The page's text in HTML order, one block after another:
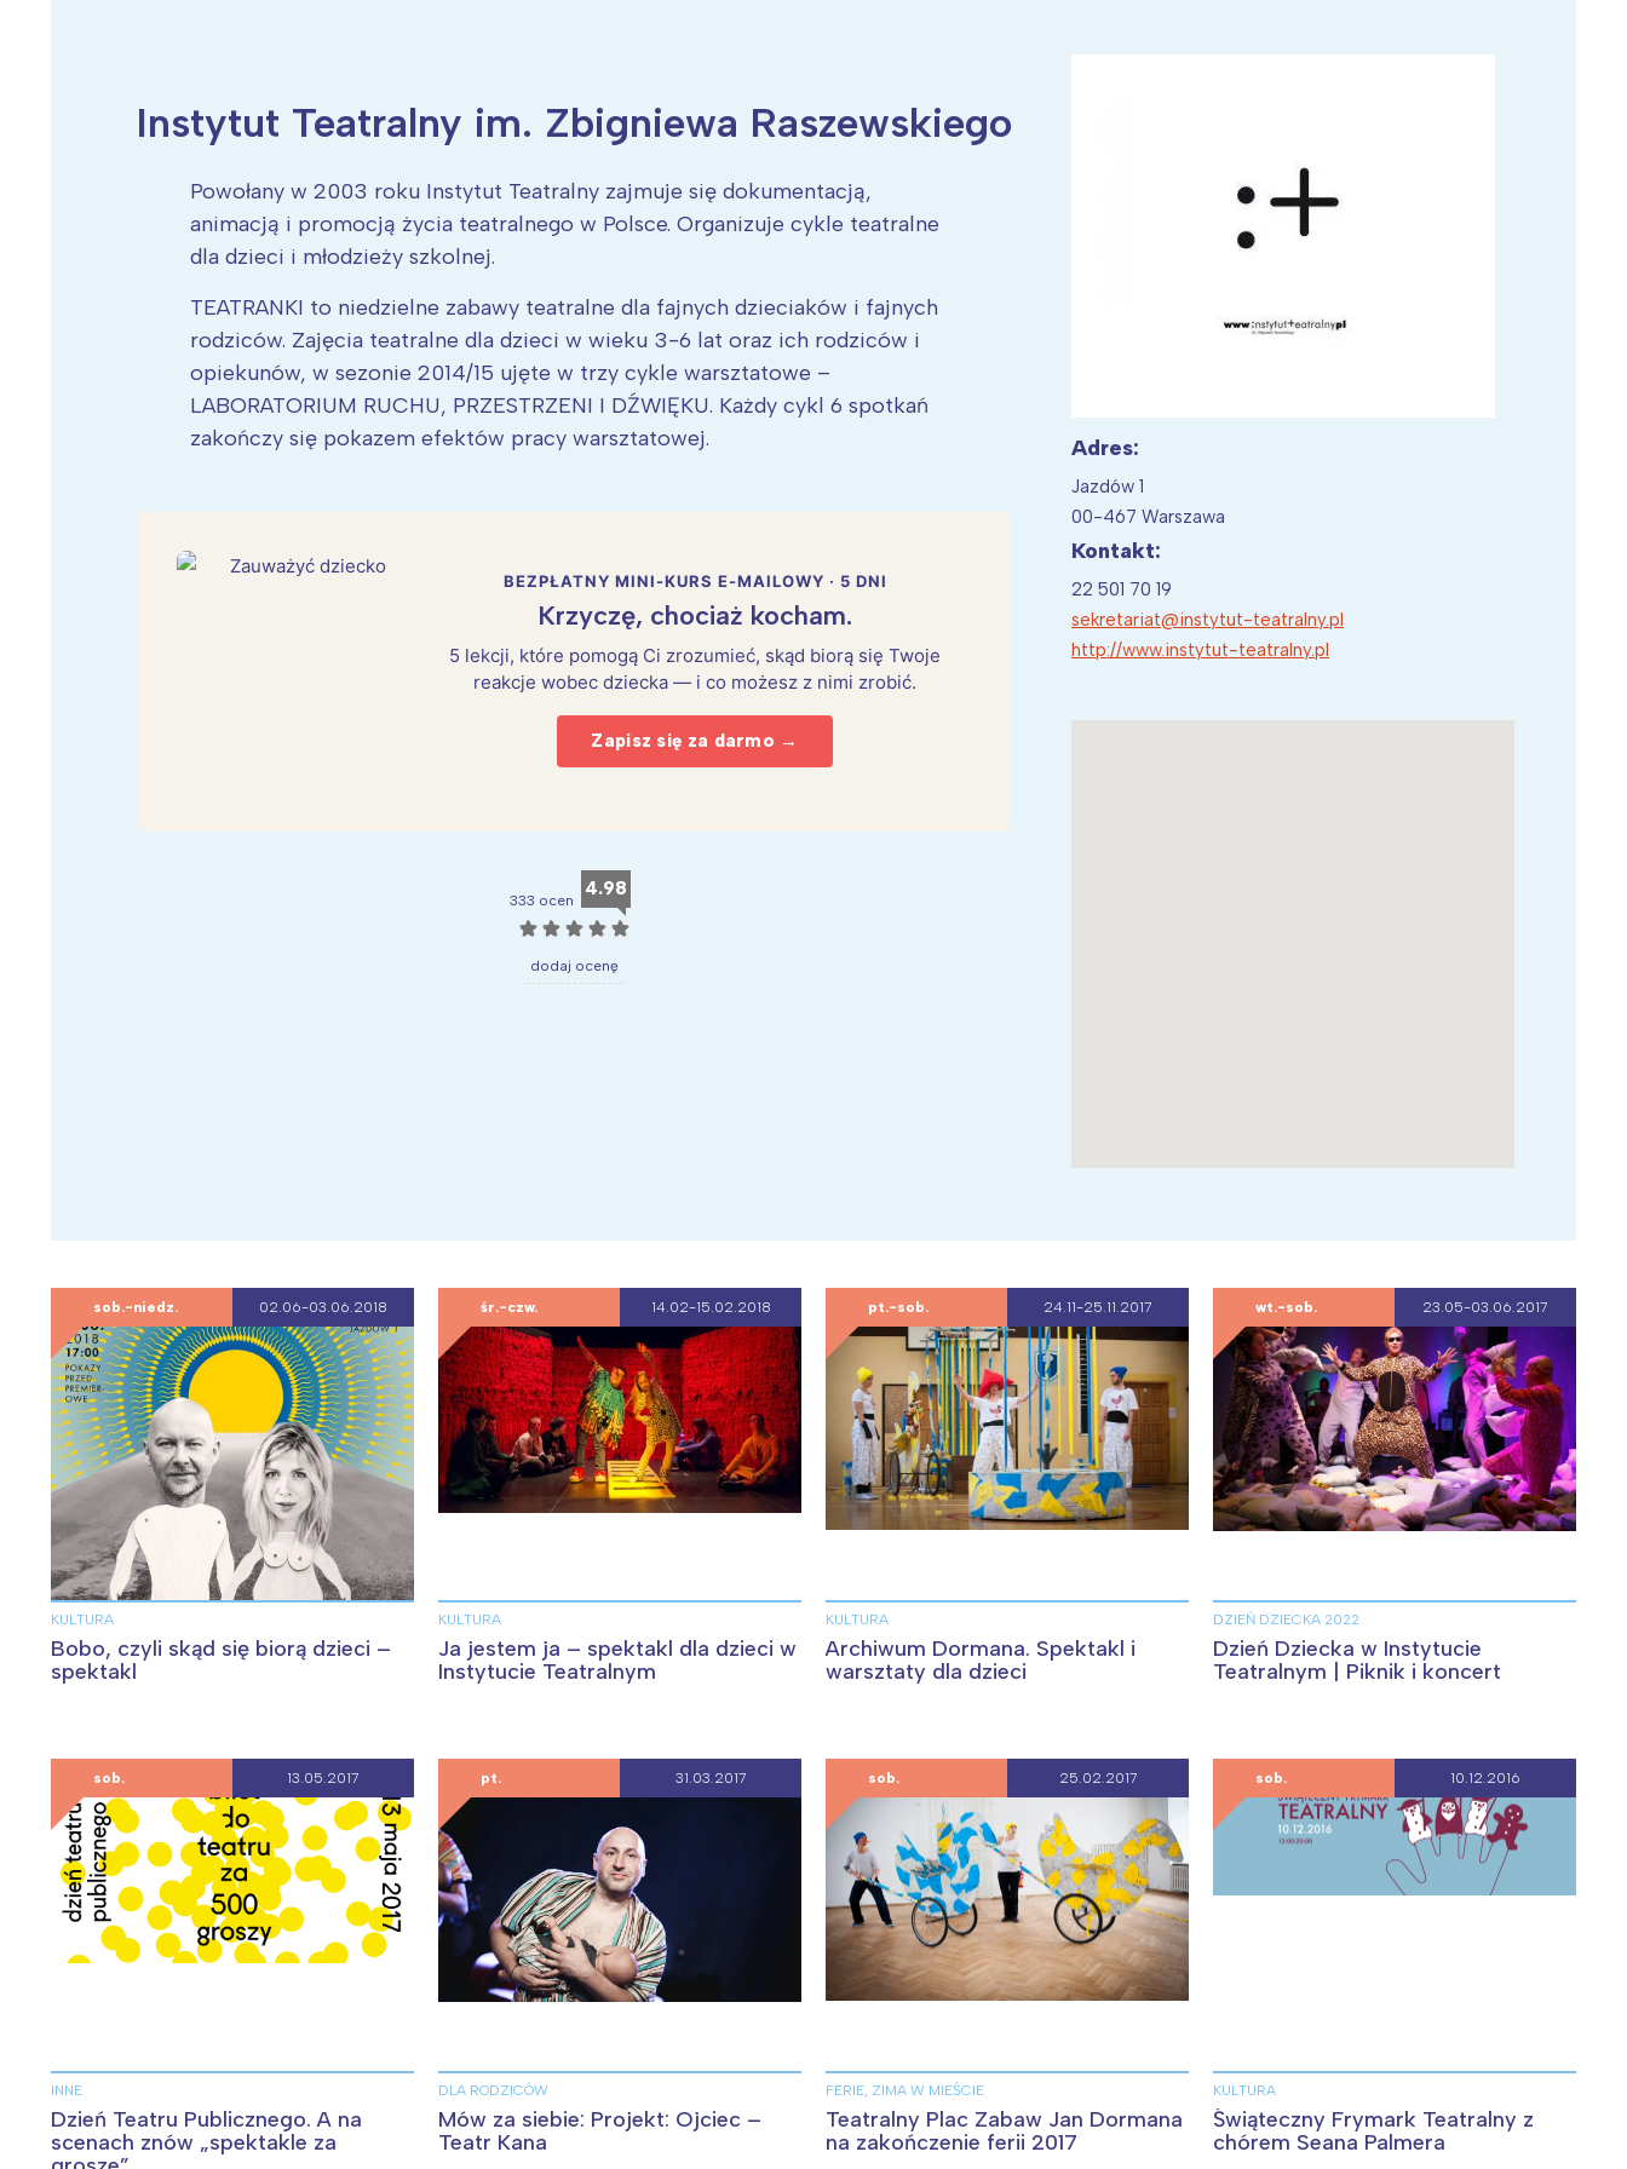
Wiosenny koncert ptaków na płocie Kwitnąca wiśnia i jej płatki Pszczoła i kwitnący ul
Instytut Teatralny im. Zbigniewa Raszewskiego
Powołany w 2003 roku Instytut Teatralny zajmuje się dokumentacją,
animacją i promocją życia teatralnego w Polsce. Organizuje cykle teatralne
dla dzieci i młodzieży szkolnej.
TEATRANKI to niedzielne zabawy teatralne dla fajnych dzieciaków i fajnych
rodziców. Zajęcia teatralne dla dzieci w wieku 3-6 lat oraz ich rodziców i
opiekunów, w sezonie 2014/15 ujęte w trzy cykle warsztatowe –
LABORATORIUM RUCHU, PRZESTRZENI I DŹWIĘKU. Każdy cykl 6 spotkań
zakończy się pokazem efektów pracy warsztatowej.
BEZPŁATNY MINI-KURS E-MAILOWY · 5 DNI
Krzyczę, chociaż kocham.
5 lekcji, które pomogą Ci zrozumieć, skąd biorą się Twoje
reakcje wobec dziecka — i co możesz z nimi zrobić.
Zapisz się za darmo →
333 ocen
4.98
☆ ☆ ☆ ☆ ☆
dodaj ocenę
Adres:
Jazdów 1
00-467 Warszawa
Kontakt:
22 501 70 19
sekretariat@instytut-teatralny.pl
http://www.instytut-teatralny.pl
sob.-niedz. 02.06-03.06.2018
KULTURA
Bobo, czyli skąd się biorą dzieci –
spektakl
śr.-czw. 14.02-15.02.2018
KULTURA
Ja jestem ja – spektakl dla dzieci w
Instytucie Teatralnym
pt.-sob. 24.11-25.11.2017
KULTURA
Archiwum Dormana. Spektakl i
warsztaty dla dzieci
wt.-sob. 23.05-03.06.2017
DZIEŃ DZIECKA 2022
Dzień Dziecka w Instytucie
Teatralnym | Piknik i koncert
sob. 13.05.2017
INNE
Dzień Teatru Publicznego. A na
scenach znów „spektakle za
pt. 31.03.2017
DLA RODZICÓW
Mów za siebie: Projekt: Ojciec –
Teatr Kana
sob. 25.02.2017
FERIE, ZIMA W MIEŚCIE
Teatralny Plac Zabaw Jan Dormana
na zakończenie ferii 2017
sob. 10.12.2016
KULTURA
Świąteczny Frymark Teatralny z
chórem Seana Palmera
Warszawa
Łódź
Śląsk
Kraków